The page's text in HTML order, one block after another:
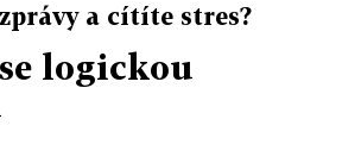
a cítíte stres?
logickou